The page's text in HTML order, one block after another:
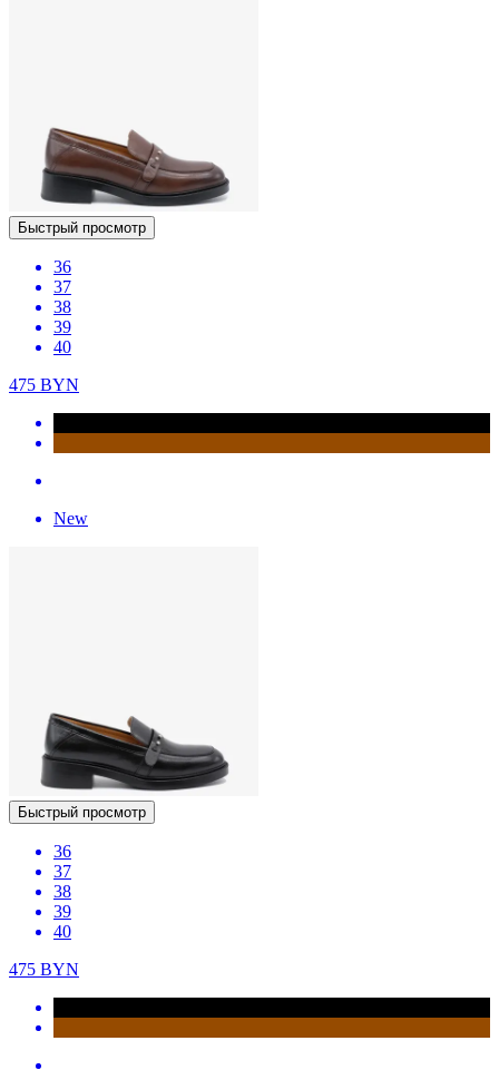
Быстрый просмотр
36
37
38
39
40
475 BYN
New
Быстрый просмотр
36
37
38
39
40
475 BYN